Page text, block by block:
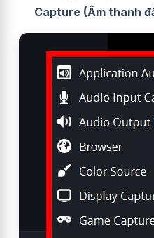
Capture (Âm thanh